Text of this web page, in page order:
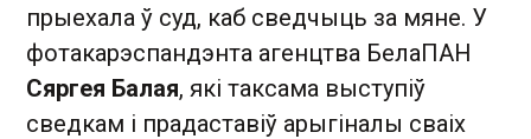
прыехала ў суд, каб сведчыць за мяне. У
фотакарэспандэнта агенцтва БелаПАН
Сяргея Балая, які таксама выступіў
сведкам і прадаставіў арыгіналы сваіх